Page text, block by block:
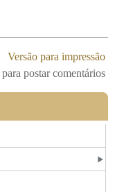
Versão para impressão
para postar comentários